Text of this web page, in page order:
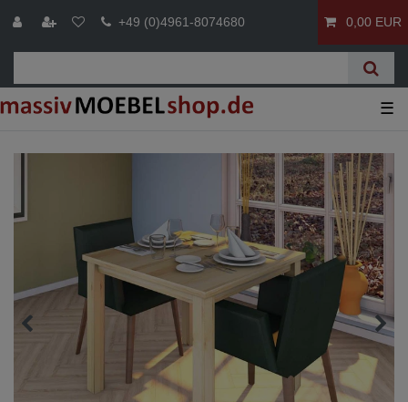
+49 (0)4961-8074680 0,00 EUR
☰